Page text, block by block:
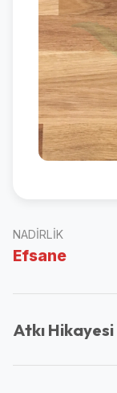
NADIRLIK
Efsane
Atkı Hikayesi